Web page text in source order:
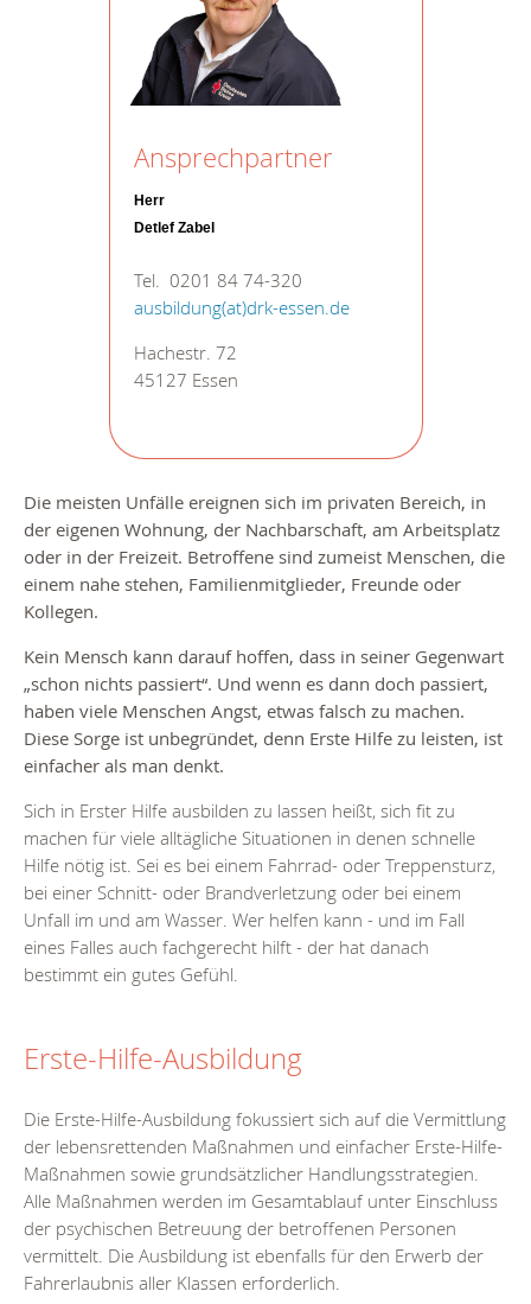
Ansprechpartner
Herr
Detlef Zabel
Tel. 0201 84 74-320
ausbildung(at)drk-essen.de
Hachestr. 72
45127 Essen
Die meisten Unfälle ereignen sich im privaten Bereich, in
der eigenen Wohnung, der Nachbarschaft, am Arbeitsplatz
oder in der Freizeit. Betroffene sind zumeist Menschen, die
einem nahe stehen, Familienmitglieder, Freunde oder
Kollegen.
Kein Mensch kann darauf hoffen, dass in seiner Gegenwart
„schon nichts passiert“. Und wenn es dann doch passiert,
haben viele Menschen Angst, etwas falsch zu machen.
Diese Sorge ist unbegründet, denn Erste Hilfe zu leisten, ist
einfacher als man denkt.
Sich in Erster Hilfe ausbilden zu lassen heißt, sich fit zu
machen für viele alltägliche Situationen in denen schnelle
Hilfe nötig ist. Sei es bei einem Fahrrad- oder Treppensturz,
bei einer Schnitt- oder Brandverletzung oder bei einem
Unfall im und am Wasser. Wer helfen kann - und im Fall
eines Falles auch fachgerecht hilft - der hat danach
bestimmt ein gutes Gefühl.
Erste-Hilfe-Ausbildung
Die Erste-Hilfe-Ausbildung fokussiert sich auf die Vermittlung
der lebensrettenden Maßnahmen und einfacher Erste-Hilfe-
Maßnahmen sowie grundsätzlicher Handlungsstrategien.
Alle Maßnahmen werden im Gesamtablauf unter Einschluss
der psychischen Betreuung der betroffenen Personen
vermittelt. Die Ausbildung ist ebenfalls für den Erwerb der
Fahrerlaubnis aller Klassen erforderlich.